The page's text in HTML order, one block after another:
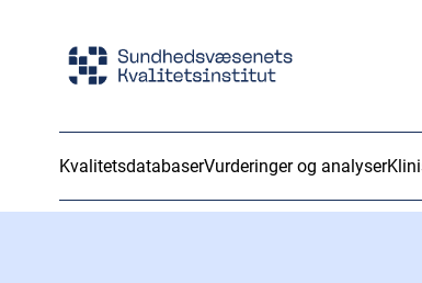
KvalitetsdatabaserVurderinger og analyser